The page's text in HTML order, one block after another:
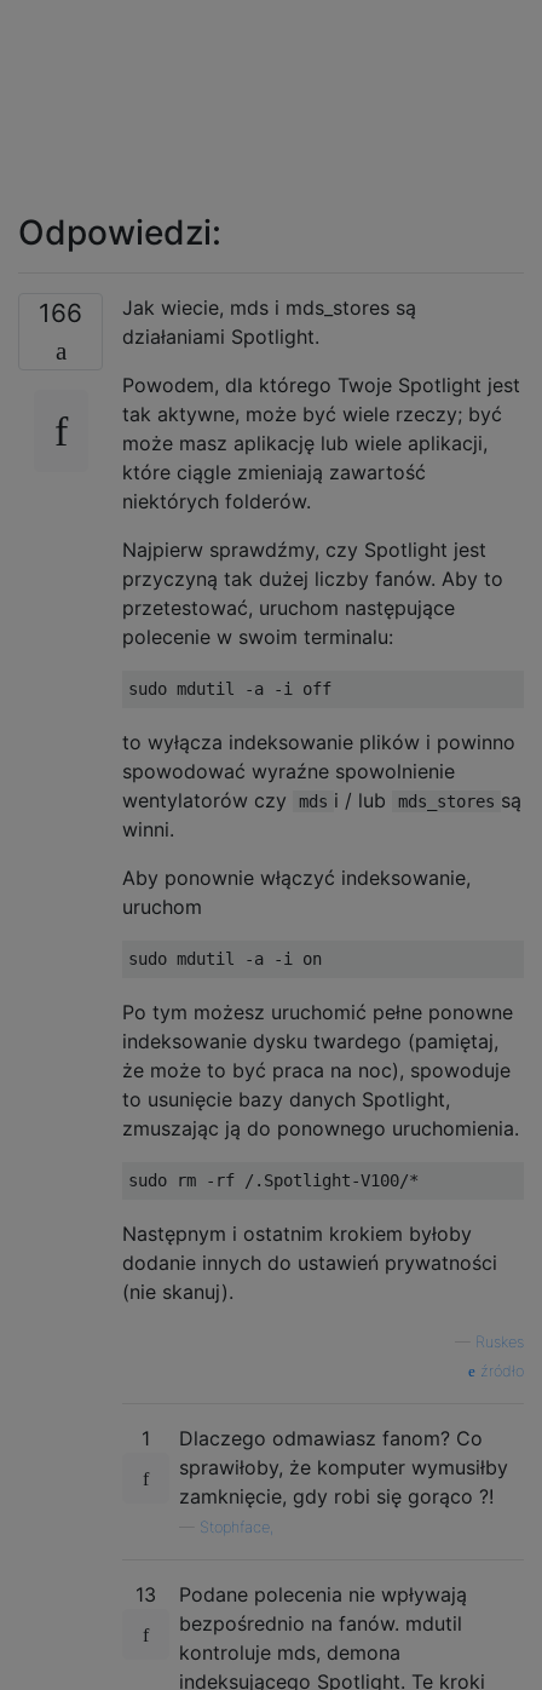
Odpowiedzi:
166
Jak wiecie, mds i mds_stores są
działaniami Spotlight.
Powodem, dla którego Twoje Spotlight jest
tak aktywne, może być wiele rzeczy; być
może masz aplikację lub wiele aplikacji,
które ciągle zmieniają zawartość
niektórych folderów.
Najpierw sprawdźmy, czy Spotlight jest
przyczyną tak dużej liczby fanów. Aby to
przetestować, uruchom następujące
polecenie w swoim terminalu:
to wyłącza indeksowanie plików i powinno
spowodować wyraźne spowolnienie
wentylatorów czy
mds i / lub mds_stores są
winni.
Aby ponownie włączyć indeksowanie,
uruchom
Po tym możesz uruchomić pełne ponowne
indeksowanie dysku twardego (pamiętaj,
że może to być praca na noc), spowoduje
to usunięcie bazy danych Spotlight,
zmuszając ją do ponownego uruchomienia.
Następnym i ostatnim krokiem byłoby
dodanie innych do ustawień prywatności
(nie skanuj).
Ruskes
źródło
1
Dlaczego odmawiasz fanom? Co
sprawiłoby, że komputer wymusiłby
zamknięcie, gdy robi się gorąco ?!
Stophface,
13
Podane polecenia nie wpływają
bezpośrednio na fanów. mdutil
kontroluje mds, demona
indeksującego Spotlight. Te kroki